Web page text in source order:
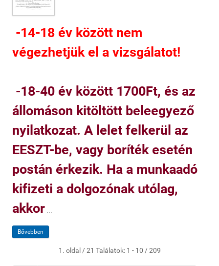
-14-18 év között nem
végezhetjük el a vizsgálatot!
-18-40 év között 1700Ft, és az
állomáson kitöltött beleegyező
nyilatkozat. A lelet felkerül az
EESZT-be, vagy boríték esetén
postán érkezik. Ha a munkaadó
kifizeti a dolgozónak utólag,
akkor ...
Bővebben
1. oldal / 21 Találatok: 1 - 10 / 209